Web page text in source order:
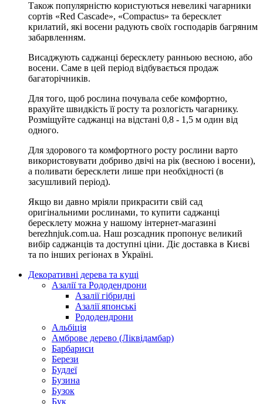
Також популярністю користуються невеликі чагарники
сортів «Red Cascade», «Compactus» та бересклет
крилатий, які восени радують своїх господарів багряним
забарвленням.
Висаджують саджанці бересклету ранньою весною, або
восени. Саме в цей період відбувається продаж
багаторічників.
Для того, щоб рослина почувала себе комфортно,
врахуйте швидкість її росту та розлогість чагарнику.
Розміщуйте саджанці на відстані 0,8 - 1,5 м один від
одного.
Для здорового та комфортного росту рослини варто
використовувати добриво двічі на рік (весною і восени),
а поливати бересклети лише при необхідності (в
засушливий період).
Якщо ви давно мріяли прикрасити свій сад
оригінальними рослинами, то купити саджанці
бересклету можна у нашому інтернет-магазині
berezhnjuk.com.ua. Наш розсадник пропонує великий
вибір саджанців та доступні ціни. Діє доставка в Києві
та по інших регіонах в Україні.
Декоративні дерева та кущі
Азалії та Рододендрони
Азалії гібридні
Азалії японські
Рододендрони
Альбіція
Амброве дерево (Ліквідамбар)
Барбариси
Берези
Будлеї
Бузина
Бузок
Бук